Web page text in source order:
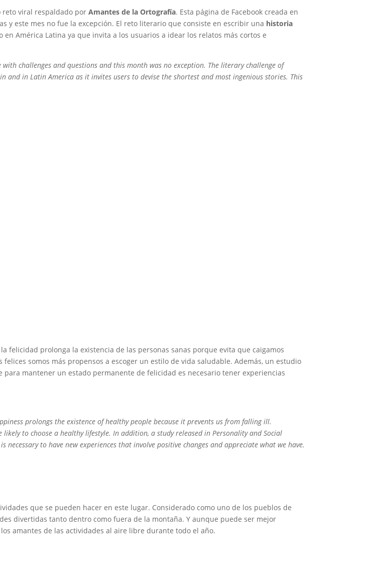
reto viral respaldado porAmantes de la Ortografía. Esta página de Facebook creada en
y este mes no fue la excepción. El reto literario que consiste en escribir una historia
América Latina ya que invita a los usuarios a idear los relatos más cortos e
challenges and questions and this month was no exception. The literary challenge of
in Latin America as it invites users to devise the shortest and most ingenious stories. This
la felicidad prolonga la existencia de las personas sanas porque evita que caigamos
somos más propensos a escoger un estilo de vida saludable. Además, un estudio
para mantener un estado permanente de felicidad es necesario tener experiencias
prolongs the existence of healthy people because it prevents us from falling ill.
to choose a healthy lifestyle. In addition, a study released in Personality and Social
to have new experiences that involve positive changes and appreciate what we have.
que se pueden hacer en este lugar. Considerado como uno de los pueblos de
divertidas tanto dentro como fuera de la montaña. Y aunque puede ser mejor
amantes de las actividades al aire libre durante todo el año.